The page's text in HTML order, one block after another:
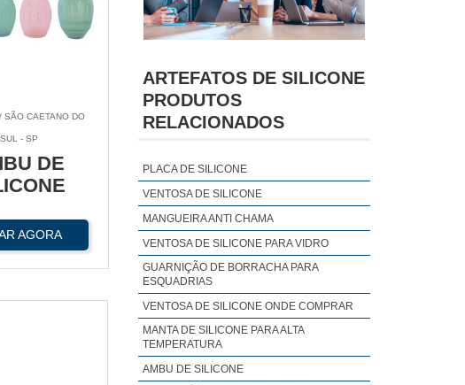
SÃO CAETANO DO
SUL - SP
DE
AGORA
ARTEFATOS DE SILICONE
PRODUTOS
RELACIONADOS
PLACA DE SILICONE
VENTOSA DE SILICONE
MANGUEIRA ANTI CHAMA
VENTOSA DE SILICONE PARA VIDRO
GUARNIÇÃO DE BORRACHA PARA
ESQUADRIAS
VENTOSA DE SILICONE ONDE COMPRAR
MANTA DE SILICONE PARA ALTA
TEMPERATURA
AMBU DE SILICONE